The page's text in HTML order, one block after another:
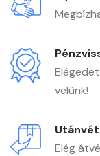
velünk!
Elég